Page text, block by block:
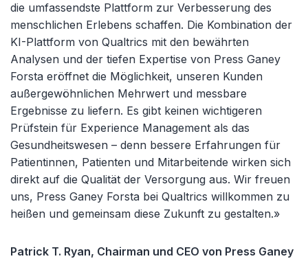
die umfassendste Plattform zur Verbesserung des
menschlichen Erlebens schaffen. Die Kombination der
KI-Plattform von Qualtrics mit den bewährten
Analysen und der tiefen Expertise von Press Ganey
Forsta eröffnet die Möglichkeit, unseren Kunden
außergewöhnlichen Mehrwert und messbare
Ergebnisse zu liefern. Es gibt keinen wichtigeren
Prüfstein für Experience Management als das
Gesundheitswesen – denn bessere Erfahrungen für
Patientinnen, Patienten und Mitarbeitende wirken sich
direkt auf die Qualität der Versorgung aus. Wir freuen
uns, Press Ganey Forsta bei Qualtrics willkommen zu
heißen und gemeinsam diese Zukunft zu gestalten.»
Patrick T. Ryan, Chairman und CEO von Press Ganey